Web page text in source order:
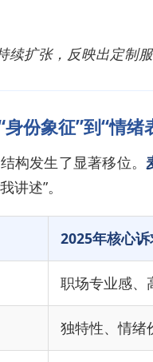
扩张，反映出定制服
份象征”到“情绪
构发生了显著移位。
讲述”。
2025年核心
职场专业感、
独特性、情绪